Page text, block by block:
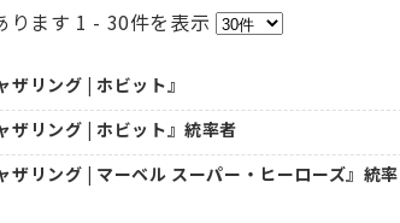
ります 1 - 30件を表示
ザリング | ホビット』
ザリング | ホビット』統率者
ザリング | マーベル スーパー・ヒーローズ』統率